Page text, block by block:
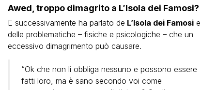
Awed, troppo dimagrito a L’Isola dei Famosi?
E successivamente ha parlato de L’Isola dei Famosi e
delle problematiche – fisiche e psicologiche – che un
eccessivo dimagrimento può causare.
“Ok che non li obbliga nessuno e possono essere
fatti loro, ma è sano secondo voi come